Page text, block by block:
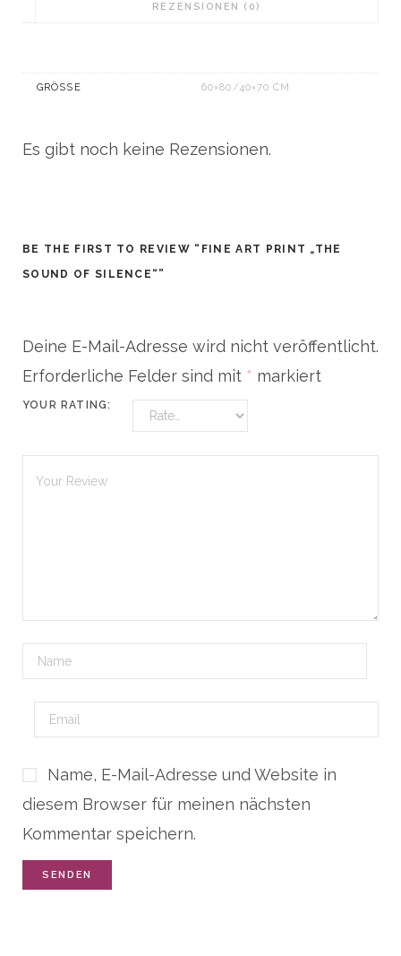
REZENSIONEN (0)
GRÖSSE 60×80/40×70 CM
Es gibt noch keine Rezensionen.
BE THE FIRST TO REVIEW “FINE ART PRINT „THE
SOUND OF SILENCE“”
Deine E-Mail-Adresse wird nicht veröffentlicht.
Erforderliche Felder sind mit * markiert
YOUR RATING:
Name, E-Mail-Adresse und Website in
diesem Browser für meinen nächsten
Kommentar speichern.